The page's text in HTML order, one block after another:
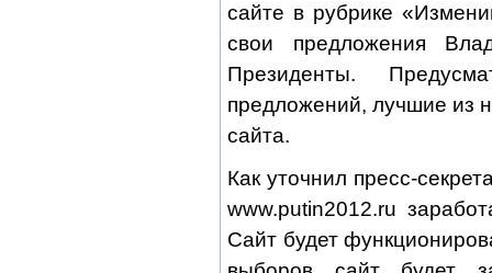
сайте в рубрике
свои предложения
Президенты.
предложений, лучшие из
сайта.
Как уточнил пресс-
www.putin2012.ru
Сайт будет